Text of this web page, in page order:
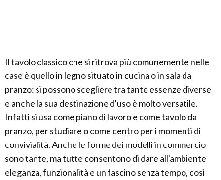
Il tavolo classico che si ritrova più comunemente nelle
case è quello in legno situato in cucina o in sala da
pranzo: si possono scegliere tra tante essenze diverse
e anche la sua destinazione d'uso è molto versatile.
Infatti si usa come piano di lavoro e come tavolo da
pranzo, per studiare o come centro per i momenti di
convivialità. Anche le forme dei modelli in commercio
sono tante, ma tutte consentono di dare all'ambiente
eleganza, funzionalità e un fascino senza tempo, così